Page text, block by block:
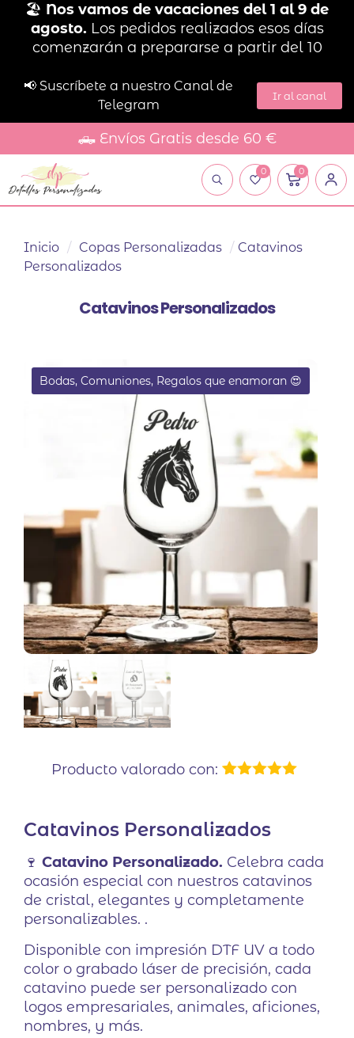
🏖️ Nos vamos de vacaciones del 1 al 9 de
agosto. Los pedidos realizados esos días
comenzarán a prepararse a partir del 10
📢 Suscríbete a nuestro Canal de
Telegram
Ir al canal
🛻 Envíos Gratis desde 60 €
0 0
Inicio / Copas Personalizadas / Catavinos
Personalizados
Catavinos Personalizados
Producto valorado con:
a valoración
cliente
Catavinos Personalizados
🍷 Catavino Personalizado. Celebra cada
ocasión especial con nuestros catavinos
de cristal, elegantes y completamente
personalizables. .
Disponible con impresión DTF UV a todo
color o grabado láser de precisión, cada
catavino puede ser personalizado con
logos empresariales, animales, aficiones,
nombres, y más.